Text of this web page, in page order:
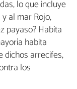
lo que incluye
al mar Rojo,
payaso? Habita
habita
dichos arrecifes,
los